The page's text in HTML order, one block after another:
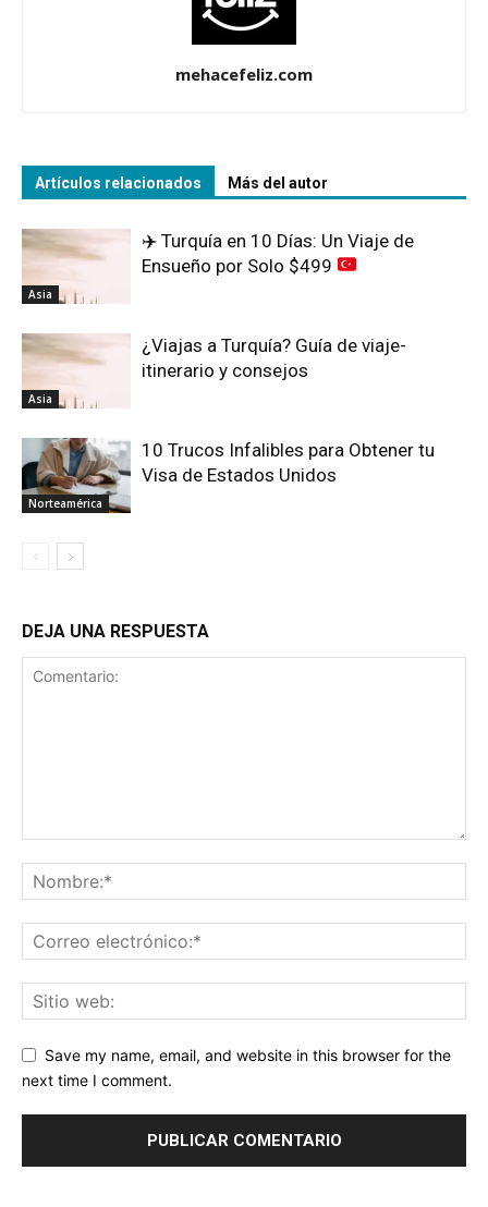
mehacefeliz.com
Artículos relacionados Más del autor
Asia
✈️ Turquía en 10 Días: Un Viaje de
Ensueño por Solo $499
Asia
¿Viajas a Turquía? Guía de viaje-
itinerario y consejos
Norteamérica
10 Trucos Infalibles para Obtener tu
Visa de Estados Unidos
DEJA UNA RESPUESTA
Save my name, email, and website in this browser for the
next time I comment.